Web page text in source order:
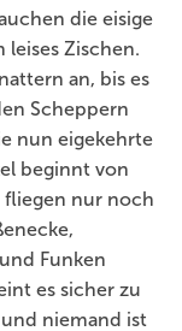
die eisige
leises Zischen.
an, bis es
Scheppern
nun eigekehrte
beginnt von
fliegen nur noch
Funken
es sicher zu
niemand ist